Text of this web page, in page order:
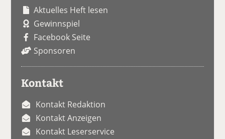
Aktuelles Heft lesen
Gewinnspiel
Facebook Seite
Sponsoren
Kontakt
Kontakt Redaktion
Kontakt Anzeigen
Kontakt Leserservice